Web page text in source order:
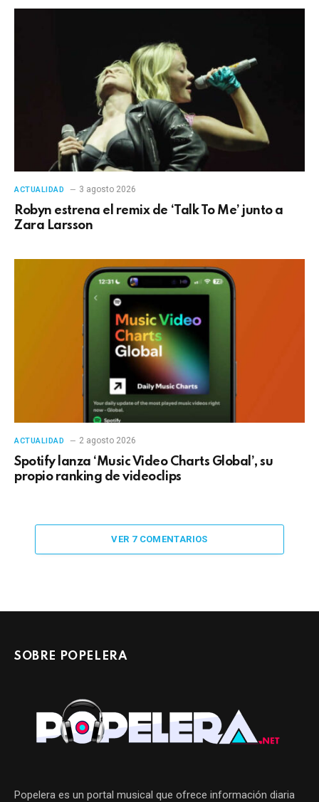
ACTUALIDAD 3 agosto 2026
Robyn estrena el remix de ‘Talk To Me’ junto a
Zara Larsson
ACTUALIDAD 2 agosto 2026
Spotify lanza ‘Music Video Charts Global’, su
propio ranking de videoclips
VER 7 COMENTARIOS
SOBRE POPELERA
Popelera es un portal musical que ofrece información diaria